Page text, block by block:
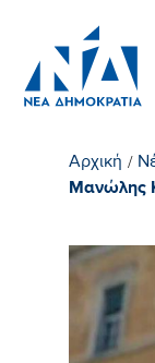
Αρχική /
Μανώλης